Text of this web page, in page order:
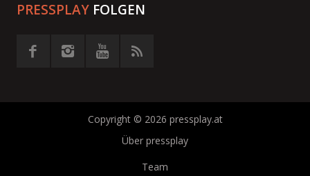
PRESSPLAY FOLGEN
Copyright © 2026 pressplay.at
Über pressplay
Team